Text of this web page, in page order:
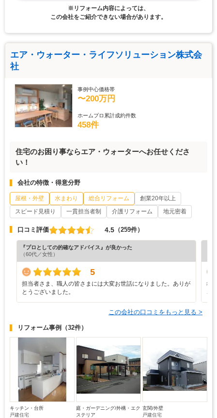
※リフォーム内容によっては、
この会社をご紹介できない場合があります。
エア・ウォーター・ライフソリューション株式会
社
事例中心価格帯
〜200万円
ホームプロ累計成約件数
458件
住宅のお困り事ならエア・ウォーターへお任せくださ
い！
会社の特徴・得意分野
屋根・外壁 水まわり 総合リフォーム
創業20年以上
スピード見積り
一貫担当者制 介護リフォーム 地元密着
口コミ評価 4.5 （259件）
『プロとしての的確なアドバイス』が良かった
（60代／女性）
5
担当者さま、職人の皆さまには大変お世話になりました。ありが
とうございました。
希
この会社の口コミをもっと見る >
リフォーム事例 （32件）
キッチン・台所
戸建住宅
庭・ガーデニング/外構・エク
ステリア
玄関/外壁
戸建住宅